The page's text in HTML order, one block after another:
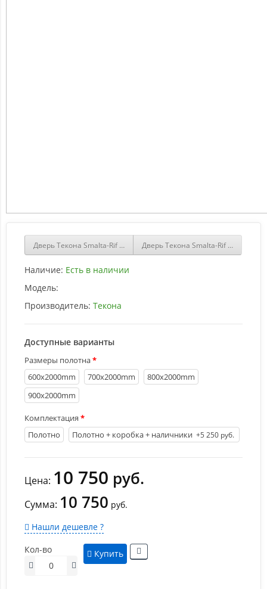
Дверь Текона Smalta-Rif 208,1 Белый ral 9003 купить
Дверь Текона Smalta-Rif 209,1
Наличие: Есть в наличии
Модель:
Производитель: Текона
Доступные варианты
Размеры полотна
600х2000mm
700х2000mm
800х2000mm
900х2000mm
Комплектация
Полотно
Полотно + коробка + наличники +5 250 руб.
Цена: 10 750 руб.
Сумма: 10 750 руб.
Нашли дешевле ?
Кол-во
Купить